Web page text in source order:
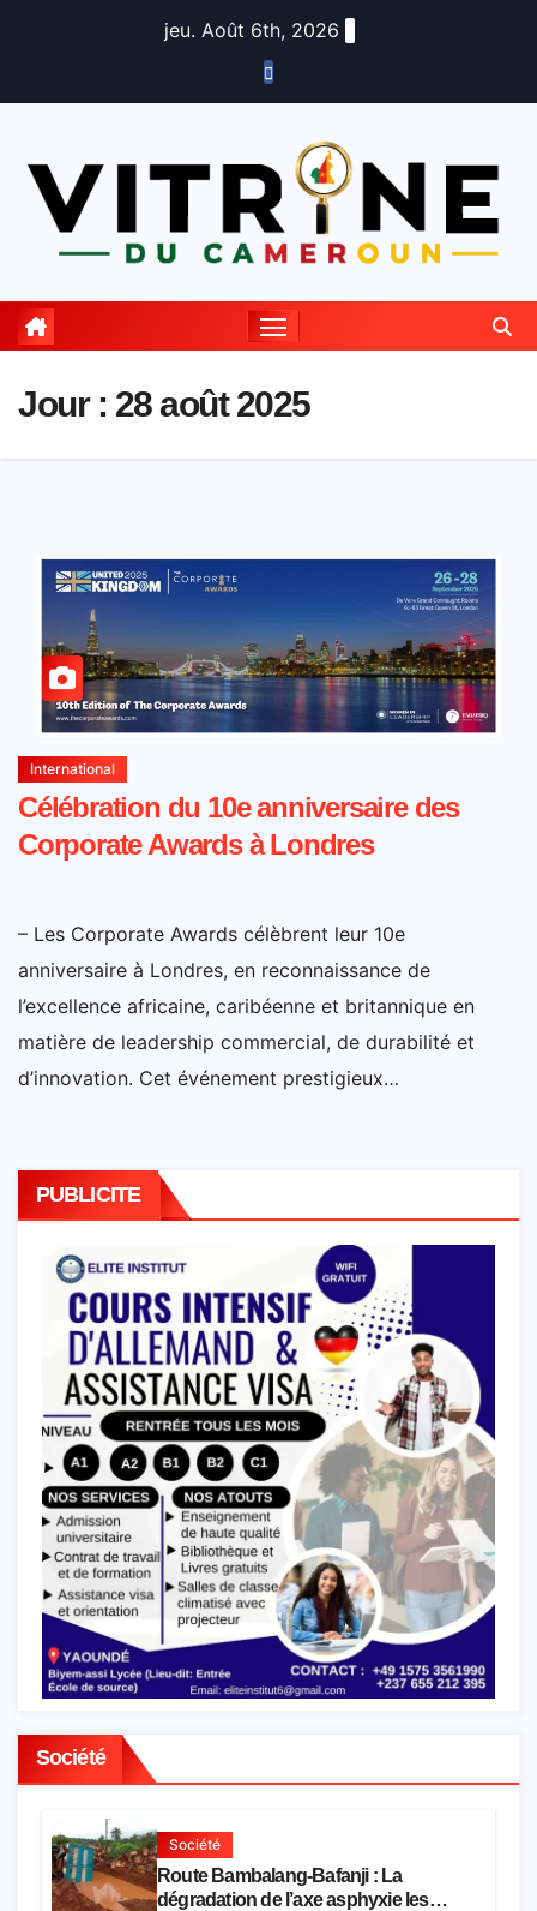
jeu. Août 6th, 2026
Jour : 28 août 2025
International
Célébration du 10e anniversaire des
Corporate Awards à Londres
– Les Corporate Awards célèbrent leur 10e
anniversaire à Londres, en reconnaissance de
l’excellence africaine, caribéenne et britannique en
matière de leadership commercial, de durabilité et
d’innovation. Cet événement prestigieux…
PUBLICITE
Société
Société
Route Bambalang-Bafanji : La
dégradation de l’axe asphyxie les